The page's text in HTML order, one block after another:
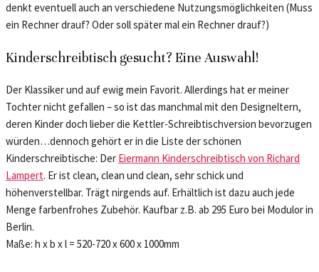
denkt eventuell auch an verschiedene Nutzungsmöglichkeiten (Muss
ein Rechner drauf? Oder soll später mal ein Rechner drauf?)
Kinderschreibtisch gesucht? Eine Auswahl!
Der Klassiker und auf ewig mein Favorit. Allerdings hat er meiner
Tochter nicht gefallen – so ist das manchmal mit den Designeltern,
deren Kinder doch lieber die Kettler-Schreibtischversion bevorzugen
würden…dennoch gehört er in die Liste der schönen
Kinderschreibtische: Der Eiermann Kinderschreibtisch von Richard
Lampert. Er ist clean, clean und clean, sehr schick und
höhenverstellbar. Trägt nirgends auf. Erhältlich ist dazu auch jede
Menge farbenfrohes Zubehör. Kaufbar z.B. ab 295 Euro bei Modulor in
Berlin.
Maße: h x b x l = 520-720 x 600 x 1000mm